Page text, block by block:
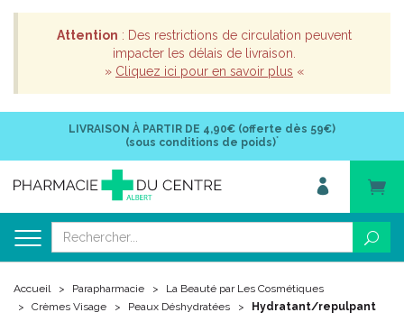
Attention : Des restrictions de circulation peuvent
impacter les délais de livraison.
» Cliquez ici pour en savoir plus «
LIVRAISON À PARTIR DE 4,90€ (offerte dès 59€)
(sous conditions de poids)*
Accueil Parapharmacie
La Beauté par Les Cosmétiques
Crèmes Visage
Peaux Déshydratées Hydratant/repulpant